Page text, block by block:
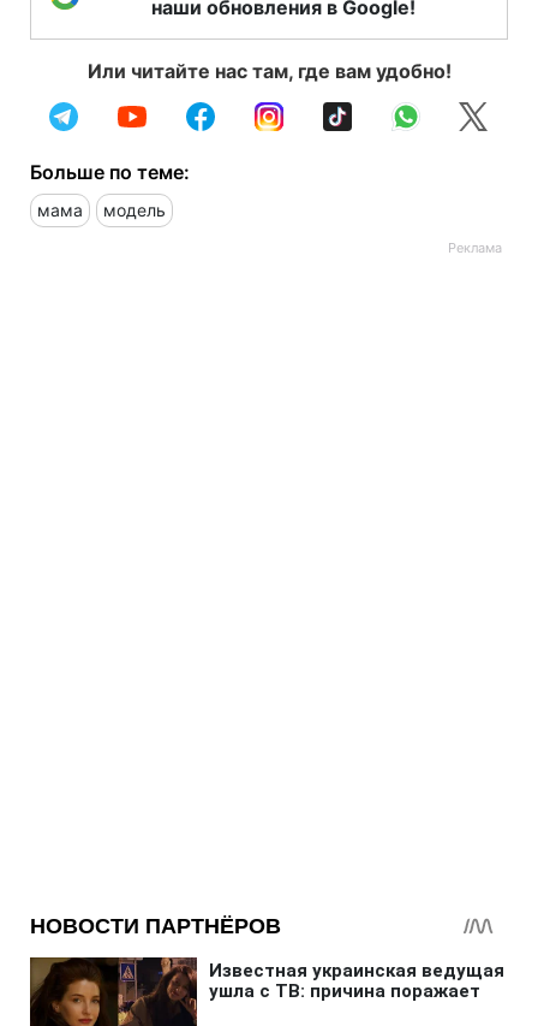
наши обновления в Google!
Или читайте нас там, где вам удобно!
Больше по теме:
мама модель